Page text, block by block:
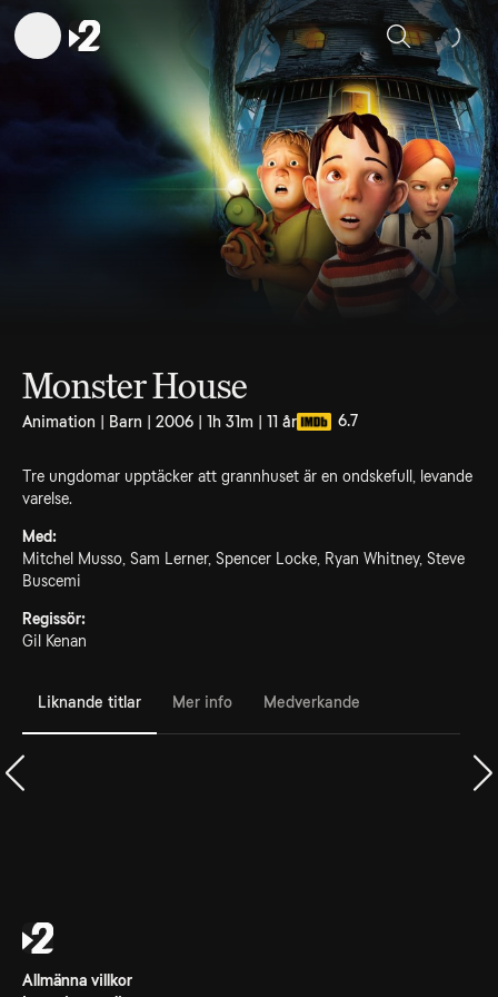
Sök
Monster House
Animation | Barn | 2006 | 1h 31m | 11 år 6.7
Tre ungdomar upptäcker att grannhuset är en ondskefull, levande
varelse.
Med:
Mitchel Musso, Sam Lerner, Spencer Locke, Ryan Whitney, Steve
Buscemi
Regissör:
Gil Kenan
Liknande titlar Mer info Medverkande
Allmänna villkor